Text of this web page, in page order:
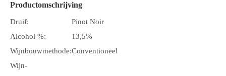
Productomschrijving
Druif:
Pinot Noir
Alcohol %:
13,5%
Wijnbouwmethode:Conventioneel
Wijn-